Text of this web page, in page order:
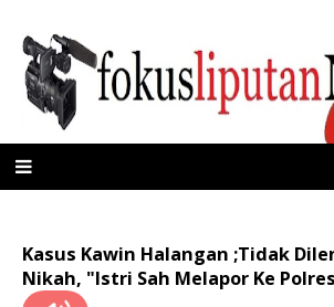
Kasus Kawin Halangan ;Tidak
Nikah, "Istri Sah Melapor Ke